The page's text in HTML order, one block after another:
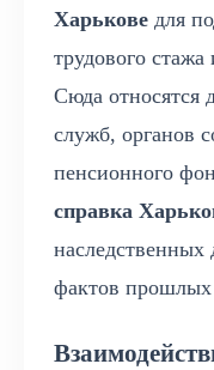
Харькове для
трудового
Сюда относятся
служб, органов
пенсионного
справка
наследственных
фактов прошлых